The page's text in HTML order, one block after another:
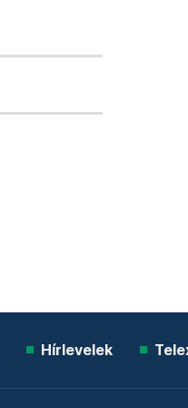
Hírlevelek